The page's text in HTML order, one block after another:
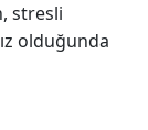
stresli
olduğunda